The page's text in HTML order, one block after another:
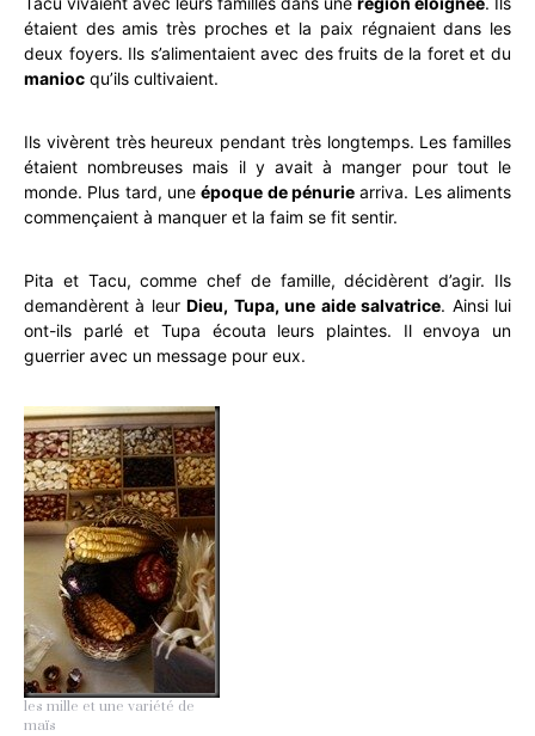
étaient des amis très proches et la paix régnaient dans les
deux foyers. Ils s’alimentaient avec des fruits de la foret et du
manioc qu’ils cultivaient.
Ils vivèrent très heureux pendant très longtemps. Les familles
étaient nombreuses mais il y avait à manger pour tout le
monde. Plus tard, uneépoque de pénurie arriva. Les aliments
commençaient à manquer et la faim se fit sentir.
Pita et Tacu, comme chef de famille, décidèrent d’agir. Ils
demandèrent à leurDieu, Tupa, une aide salvatrice. Ainsi lui
ont-ils parlé et Tupa écouta leurs plaintes. Il envoya un
guerrier avec un message pour eux.
les mille et une variété de
maïs